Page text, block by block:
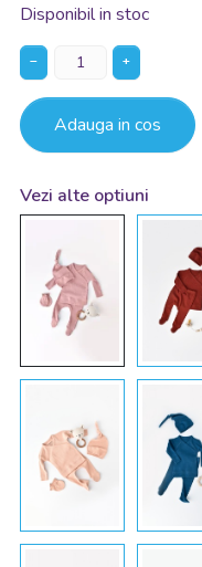
Disponibil in stoc
− +
Adauga in cos
Vezi alte optiuni